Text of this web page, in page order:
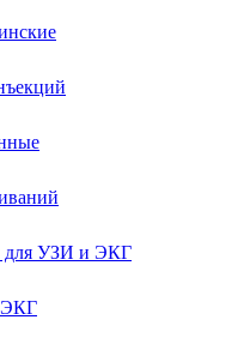
для УЗИ и ЭКГ
ЭКГ